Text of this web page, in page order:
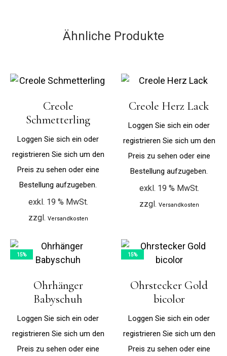
Ähnliche Produkte
Creole
Schmetterling
Loggen Sie sich ein oder
registrieren Sie sich um den
Preis zu sehen oder eine
Bestellung aufzugeben.
exkl. 19 % MwSt.
zzgl. Versandkosten
Creole Herz Lack
Loggen Sie sich ein oder
registrieren Sie sich um den
Preis zu sehen oder eine
Bestellung aufzugeben.
exkl. 19 % MwSt.
zzgl. Versandkosten
15%
Ohrhänger
Babyschuh
Loggen Sie sich ein oder
registrieren Sie sich um den
Preis zu sehen oder eine
15%
Ohrstecker Gold
bicolor
Loggen Sie sich ein oder
registrieren Sie sich um den
Preis zu sehen oder eine